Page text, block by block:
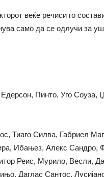
веќе речиси го
само да се одлучи за
Пинто, Уго Соуза,
Тиаго Силва, Габриел
Ибањез, Алекс Сандро,
Реис, Мурило, Весли,
Даглас Сантос,